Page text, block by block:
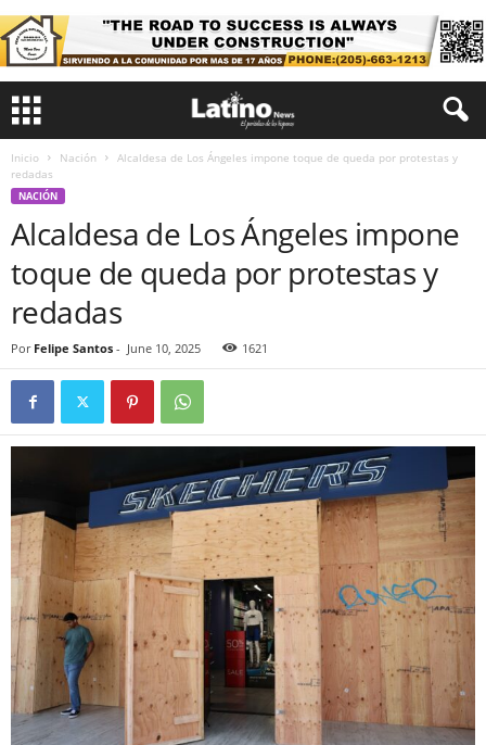
Inicio Nación
Alcaldesa de Los Ángeles impone toque de queda por protestas y
redadas
NACIÓN
Alcaldesa de Los Ángeles impone
toque de queda por protestas y
redadas
Por Felipe Santos - June 10, 2025 1621